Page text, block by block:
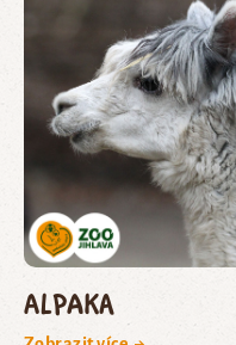
Alpaka